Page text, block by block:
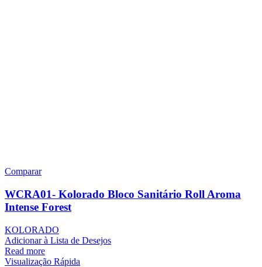
Comparar
WCRA01- Kolorado Bloco Sanitário Roll Aroma
Intense Forest
KOLORADO
Adicionar à Lista de Desejos
Read more
Visualização Rápida